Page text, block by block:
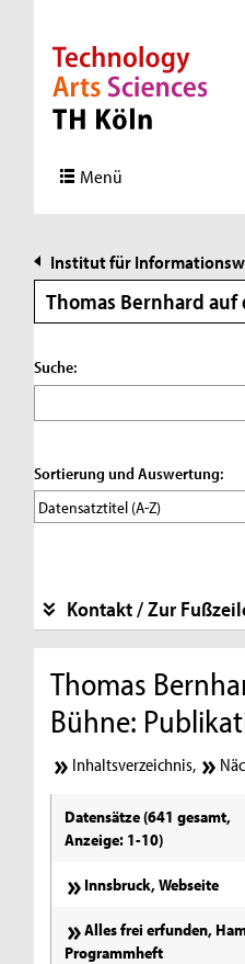
Direkt zur Hauptnavigation
Direkt zur Subnavigation
Direkt zum Inhalt
Direkt zum Fußbereich
Menü
Institut für
Thomas Bernhard auf
Suche:
Sortierung und Auswertung:
Kontakt / Zur
Thomas
Bühne:
Inhaltsverzeichnis,
Datensätze (641 gesamt,
Anzeige: 1-10)
Innsbruck, Webseite
Alles frei erfunden,
Programmheft